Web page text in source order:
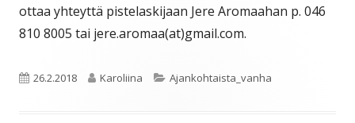
ottaa yhteyttä pistelaskijaan Jere Aromaahan p. 046
810 8005 tai jere.aromaa(at)gmail.com.
Julkaistu
26.2.2018 Kirjoittaja
Karoliina Kategoriat
Ajankohtaista_vanha